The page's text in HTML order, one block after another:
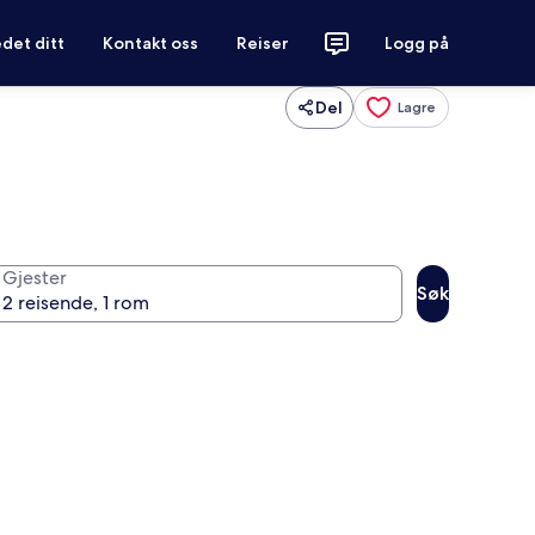
ditt Kontakt oss Reiser Logg på
Del Lagre
Gjester
Søk